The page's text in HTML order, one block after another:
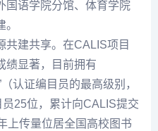
国语学院分馆、体育学院
共建共享。在CALIS项目
绩显著，目前拥有
认证编目员的最高级别，
25位，累计向CALIS提交
上传量位居全国高校图书